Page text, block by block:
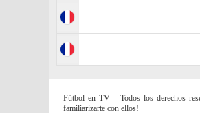
Fútbol en TV - Todos los derechos
familiarizarte con ellos!